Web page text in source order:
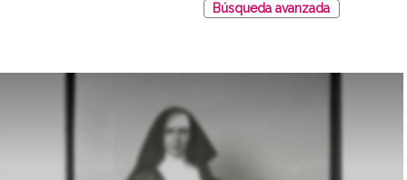
Búsqueda avanzada